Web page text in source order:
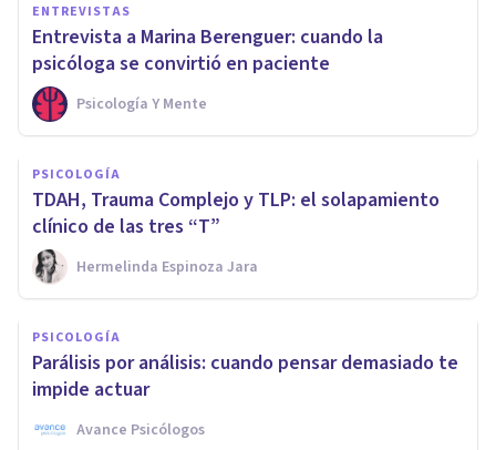
ENTREVISTAS
Entrevista a Marina Berenguer: cuando la
psicóloga se convirtió en paciente
Psicología Y Mente
PSICOLOGÍA
TDAH, Trauma Complejo y TLP: el solapamiento
clínico de las tres “T”
Hermelinda Espinoza Jara
PSICOLOGÍA
Parálisis por análisis: cuando pensar demasiado te
impide actuar
Avance Psicólogos